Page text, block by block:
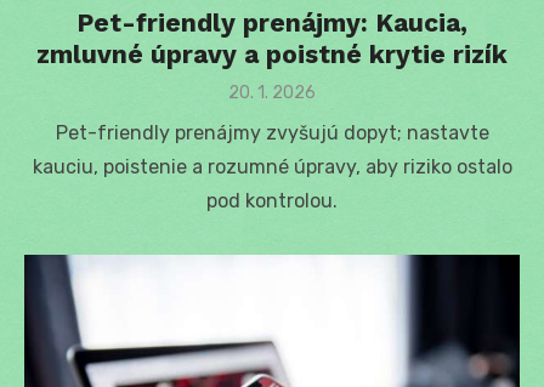
Pet-friendly prenájmy: Kaucia,
zmluvné úpravy a poistné krytie rizík
Posted
20. 1. 2026
Pet-friendly prenájmy zvyšujú dopyt; nastavte
kauciu, poistenie a rozumné úpravy, aby riziko ostalo
pod kontrolou.